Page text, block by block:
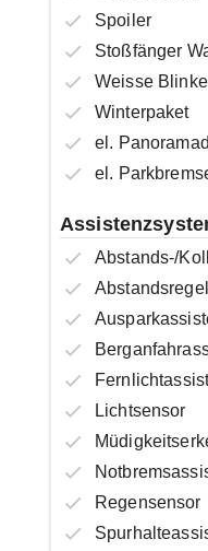
Spoiler
Stoßfänger
Weisse
Winterpaket
el.
el.
Abstands-/
Lichtsensor
Regensensor